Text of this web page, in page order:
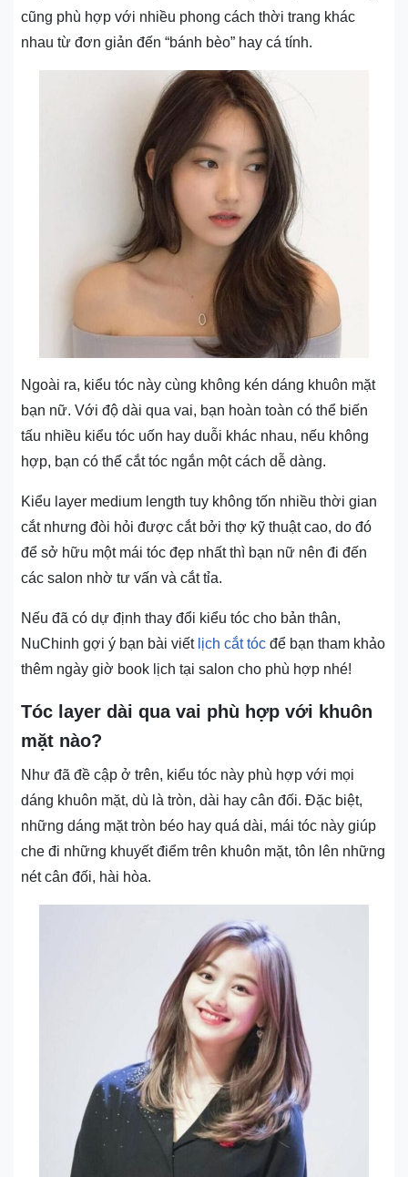
cũng phù hợp với nhiều phong cách thời trang khác
nhau từ đơn giản đến “bánh bèo” hay cá tính.
Ngoài ra, kiểu tóc này cùng không kén dáng khuôn mặt
bạn nữ. Với độ dài qua vai, bạn hoàn toàn có thể biến
tấu nhiều kiểu tóc uốn hay duỗi khác nhau, nếu không
hợp, bạn có thể cắt tóc ngắn một cách dễ dàng.
Kiểu layer medium length tuy không tốn nhiều thời gian
cắt nhưng đòi hỏi được cắt bởi thợ kỹ thuật cao, do đó
để sở hữu một mái tóc đẹp nhất thì bạn nữ nên đi đến
các salon nhờ tư vấn và cắt tỉa.
Nếu đã có dự định thay đổi kiểu tóc cho bản thân,
NuChinh gợi ý bạn bài viết lịch cắt tóc để bạn tham khảo
thêm ngày giờ book lịch tại salon cho phù hợp nhé!
Tóc layer dài qua vai phù hợp với khuôn
mặt nào?
Như đã đề cập ở trên, kiểu tóc này phù hợp với mọi
dáng khuôn mặt, dù là tròn, dài hay cân đối. Đặc biệt,
những dáng mặt tròn béo hay quá dài, mái tóc này giúp
che đi những khuyết điểm trên khuôn mặt, tôn lên những
nét cân đối, hài hòa.